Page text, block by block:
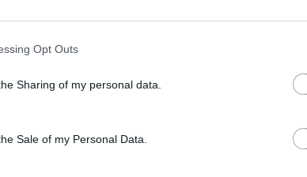
Opt Outs
Sharing of my personal data.
Sale of my Personal Data.
drivstoff ga
mer trafikk
Vi